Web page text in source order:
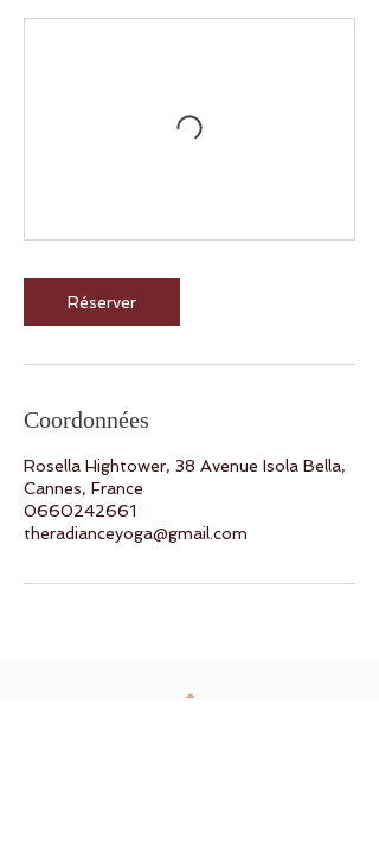
Réserver
Coordonnées
Rosella Hightower, 38 Avenue Isola Bella,
Cannes, France
0660242661
theradianceyoga@gmail.com